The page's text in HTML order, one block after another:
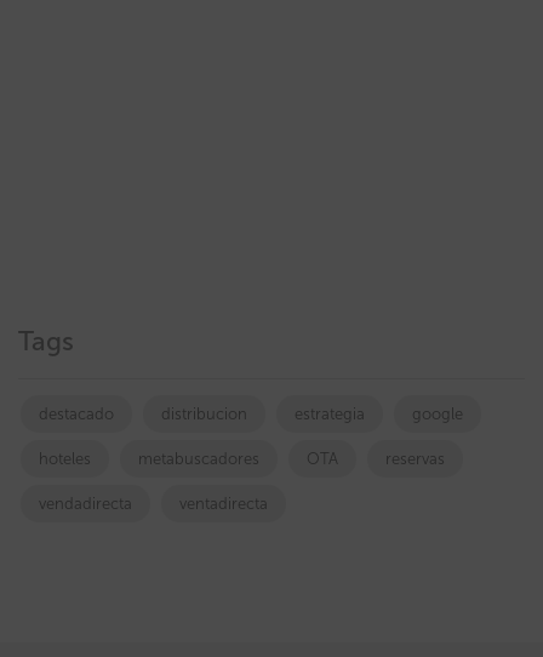
Tags
destacado distribucion estrategia google
hoteles metabuscadores OTA reservas
vendadirecta ventadirecta